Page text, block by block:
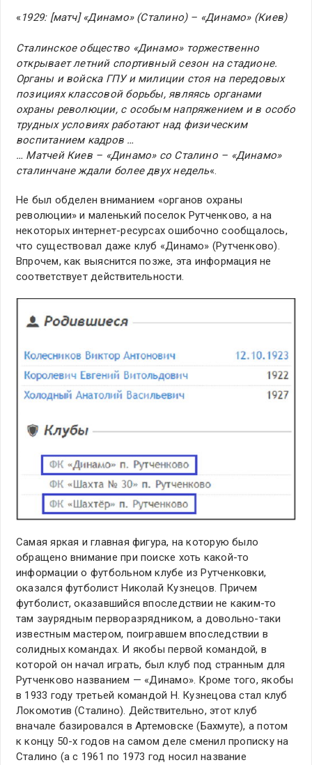
« 1929: [матч] «Динамо» (Сталино) – «Динамо» (Киев)
Сталинское общество «Динамо» торжественно
открывает летний спортивный сезон на стадионе.
Органы и войска ГПУ и милиции стоя на передовых
позициях классовой борьбы, являясь органами
охраны революции, с особым напряжением и в особо
трудных условиях работают над физическим
воспитанием кадров …
… Матчей Киев – «Динамо» со Сталино – «Динамо»
сталинчане ждали более двух недель«.
Не был обделен вниманием «органов охраны
революции» и маленький поселок Рутченково, а на
некоторых интернет-ресурсах ошибочно сообщалось,
что существовал даже клуб «Динамо» (Рутченково).
Впрочем, как выяснится позже, эта информация не
соответствует действительности.
Самая яркая и главная фигура, на которую было
обращено внимание при поиске хоть какой-то
информации о футбольном клубе из Рутченковки,
оказался футболист Николай Кузнецов. Причем
футболист, оказавшийся впоследствии не каким-то
там заурядным перворазрядником, а довольно-таки
известным мастером, поигравшем впоследствии в
солидных командах. И якобы первой командой, в
которой он начал играть, был клуб под странным для
Рутченково названием — «Динамо». Кроме того, якобы
в 1933 году третьей командой Н. Кузнецова стал клуб
Локомотив (Сталино). Действительно, этот клуб
вначале базировался в Артемовске (Бахмуте), а потом
к концу 50-х годов на самом деле сменил прописку на
Сталино (а с 1961 по 1973 год носил название